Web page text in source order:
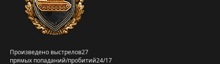
Произведено выстрелов27
прямых попаданий/пробитий24/17